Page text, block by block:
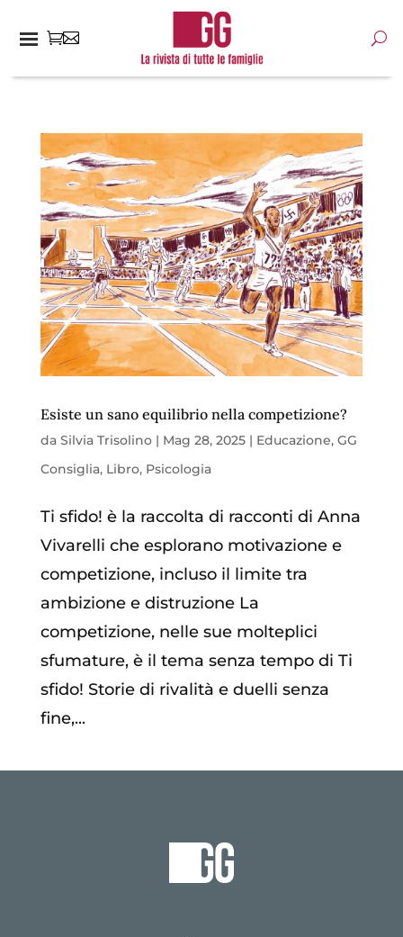
Esiste un sano equilibrio nella competizione?
da Silvia Trisolino| Mag 28, 2025| Educazione, GG
Consiglia, Libro, Psicologia
Ti sfido! è la raccolta di racconti di Anna
Vivarelli che esplorano motivazione e
competizione, incluso il limite tra
ambizione e distruzione La
competizione, nelle sue molteplici
sfumature, è il tema senza tempo di Ti
sfido! Storie di rivalità e duelli senza
fine,...